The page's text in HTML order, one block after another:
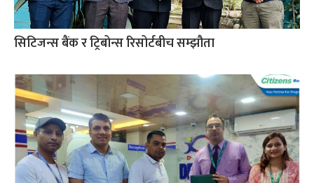
सिटिजन्स बैंक र ट्रिबोन्स रिसोर्टबीच सम्झौता